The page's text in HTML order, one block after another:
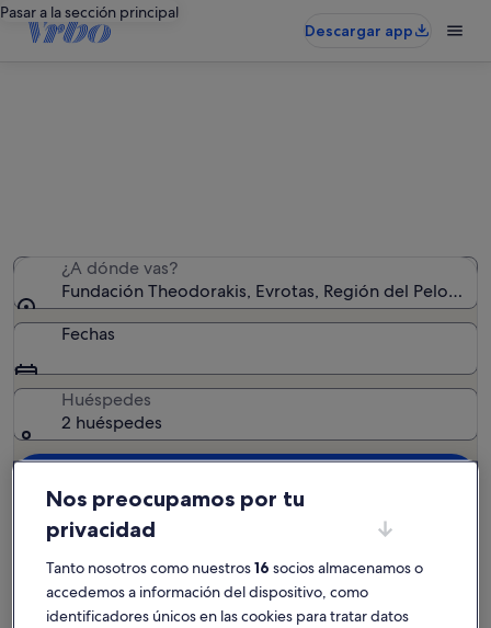
Pasar a la sección principal
Descargar app
¿A dónde vas?
Fundación Theodorakis, Evrotas, Región del
Fechas
Huéspedes
2 huéspedes
Evrotas Alquileres vacacionales cerca de Fundación Theodorakis
Nos preocupamos por tu
privacidad
Tanto nosotros como nuestros16 socios almacenamos o
accedemos a información del dispositivo, como
identificadores únicos en las cookies para tratar datos